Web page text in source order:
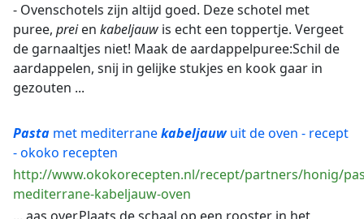
- Ovenschotels zijn altijd goed. Deze schotel met
puree, preien kabeljauw is echt een toppertje. Vergeet
de garnaaltjes niet! Maak de aardappelpuree:Schil de
aardappelen, snij in gelijke stukjes en kook gaar in
gezouten ...
Pasta met mediterranekabeljauwuit de oven - recept
- okoko recepten
http://www.okokorecepten.nl/recept/partners/honig/
mediterrane-kabeljauw-oven